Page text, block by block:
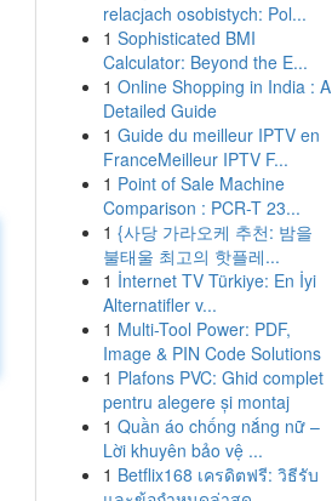
relacjach osobistych: Pol...
1 Sophisticated BMI
Calculator: Beyond the E...
1 Online Shopping in India : A
Detailed Guide
1 Guide du meilleur IPTV en
FranceMeilleur IPTV F...
1 Point of Sale Machine
Comparison : PCR-T 23...
1 {사당 가라오케 추천: 밤을
불태울 최고의 핫플레...
1 İnternet TV Türkiye: En İyi
Alternatifler v...
1 Multi-Tool Power: PDF,
Image & PIN Code Solutions
1 Plafons PVC: Ghid complet
pentru alegere și montaj
1 Quần áo chống nắng nữ –
Lời khuyên bảo vệ ...
1 Betflix168 เครดิตฟรี: วิธีรับ